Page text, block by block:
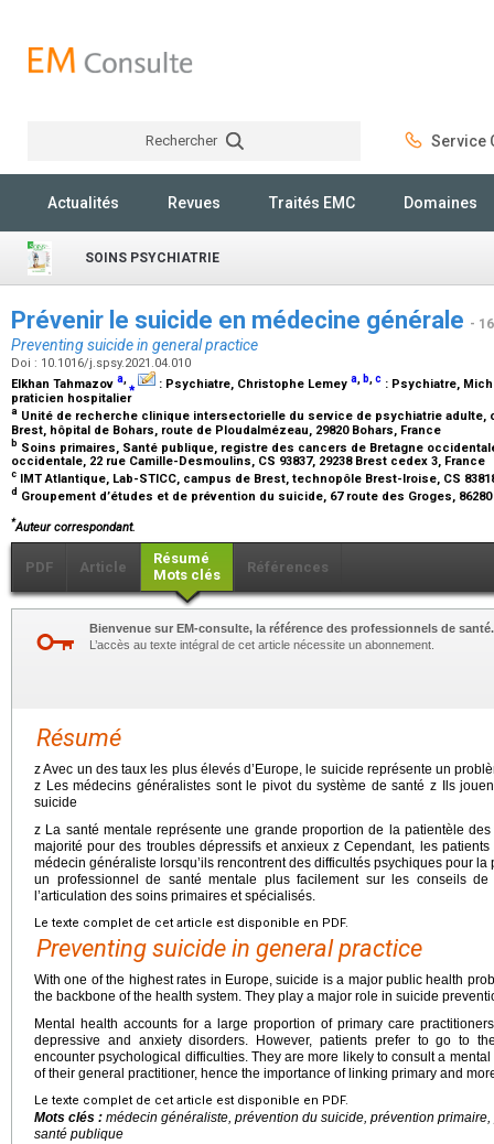
Rechercher Service
Actualités Revues Traités EMC Domaines
SOINS PSYCHIATRIE
Prévenir le suicide en médecine générale -
Preventing suicide in general practice
Doi : 10.1016/j.spsy.2021.04.010
Elkhan Tahmazov a,⁎ : Psychiatre, Christophe Lemey a, b,c : Psychiatre,
praticien hospitalier
a Unité de recherche clinique intersectorielle du service de psychiatrie adulte,
Brest, hôpital de Bohars, route de Ploudalmézeau, 29820 Bohars, France
b Soins primaires, Santé publique, registre des cancers de Bretagne
occidentale, 22 rue Camille-Desmoulins, CS 93837, 29238 Brest cedex 3, France
c IMT Atlantique, Lab-STICC, campus de Brest, technopôle Brest-Iroise, CS
d Groupement d’études et de prévention du suicide, 67 route des Groges,
*Auteur correspondant.
PDF Article
Résumé
Mots clés
Références
Bienvenue sur EM-consulte, la référence des professionnels de santé.
L’accès au texte intégral de cet article nécessite un abonnement.
Résumé
z Avec un des taux les plus élevés d’Europe, le suicide représente un
z Les médecins généralistes sont le pivot du système de santé z Ils
suicide
z La santé mentale représente une grande proportion de la patientèle
majorité pour des troubles dépressifs et anxieux z Cependant, les
médecin généraliste lorsqu’ils rencontrent des difficultés psychiques pour
un professionnel de santé mentale plus facilement sur les conseils de
l’articulation des soins primaires et spécialisés.
Le texte complet de cet article est disponible en PDF.
Preventing suicide in general practice
With one of the highest rates in Europe, suicide is a major public health
the backbone of the health system. They play a major role in suicide
Mental health accounts for a large proportion of primary care
depressive and anxiety disorders. However, patients prefer to go to
encounter psychological difficulties. They are more likely to consult a
of their general practitioner, hence the importance of linking primary and
Le texte complet de cet article est disponible en PDF.
Mots clés : médecin généraliste, prévention du suicide, prévention
santé publique